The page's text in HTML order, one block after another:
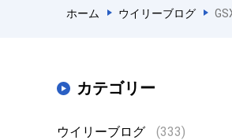
ホーム ウイリーブログ
カテゴリー
ウイリーブログ (333)